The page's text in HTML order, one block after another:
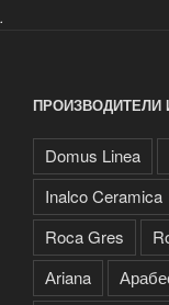
.
ПРОИЗВОДИТЕЛИ
Domus Linea
Inalco Ceramica
Roca Gres
Аriana